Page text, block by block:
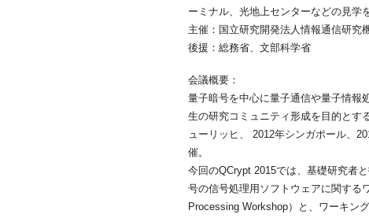
ーミナル、光地上センターなどの見学
主催：国立研究開発法人情報通信研究
後援：総務省、文部科学省
会議概要：
量子暗号を中心に量子通信や量子情報
生の研究コミュニティ形成を目的とす
ューリッヒ、 2012年シンガポール、
催。
今回のQCrypt 2015では、基礎研究者
号の信号処理用ソフトウェアに関する
Processing Workshop）と、ワーキン